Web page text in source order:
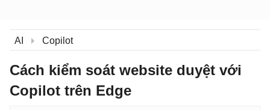
AI Copilot
Cách kiểm soát website duyệt với
Copilot trên Edge